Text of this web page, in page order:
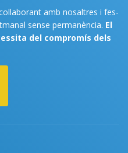
amb nosaltres i fes-
sense permanència. El
del compromís dels